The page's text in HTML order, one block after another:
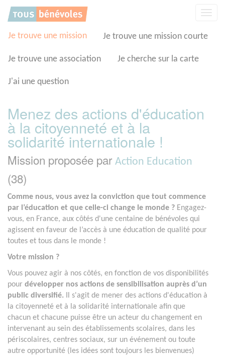
Je trouve une mission Je trouve une mission courte
Je trouve une association Je cherche sur la carte
J'ai une question
Menez des actions d'éducation
à la citoyenneté et à la
solidarité internationale !
Mission proposée par Action Education
(38)
Comme nous, vous avez la conviction que tout commence
par l’éducation et que celle-ci change le monde ? Engagez-
vous, en France, aux côtés d'une centaine de bénévoles qui
agissent en faveur de l’accès à une éducation de qualité pour
toutes et tous dans le monde !
Votre mission ?
Vous pouvez agir à nos côtés, en fonction de vos disponibilités
pour développer nos actions de sensibilisation auprès d’un
public diversifié.
Il s'agit de mener des actions d'éducation à
la citoyenneté et à la solidarité internationale afin que
chacun et chacune puisse être un acteur du changement en
intervenant au sein des établissements scolaires, dans les
périscolaires, centres sociaux, sur un événement ou toute
autre opportunité (les idées sont toujours les bienvenues)
Panneau de gestion des cookies